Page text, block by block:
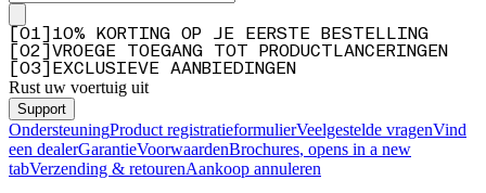
01
10% KORTING OP JE EERSTE BESTELLING
02
VROEGE TOEGANG TOT PRODUCTLANCERINGEN
03 EXCLUSIEVE AANBIEDINGEN
Rust uw voertuig uit
Support
OndersteuningProduct registratieformulierVeelgestelde vragenVind
een dealerGarantieVoorwaardenBrochures, opens in a new
tabVerzending & retourenAankoop annuleren